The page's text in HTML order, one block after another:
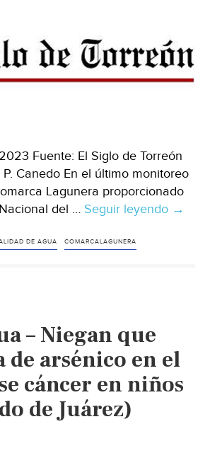
Fuente: El Siglo de Torreón
Canedo En el último monitoreo
Lagunera proporcionado
del … Seguir leyendo
en
al
→
DE AGUA COMARCALAGUNERA
– Niegan que
de arsénico en el
cáncer en niños
de Juárez)